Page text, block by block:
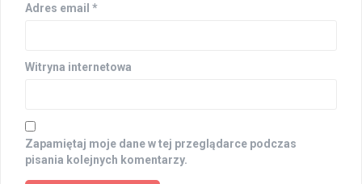
Adres email *
Witryna internetowa
Zapamiętaj moje dane w tej przeglądarce podczas
pisania kolejnych komentarzy.